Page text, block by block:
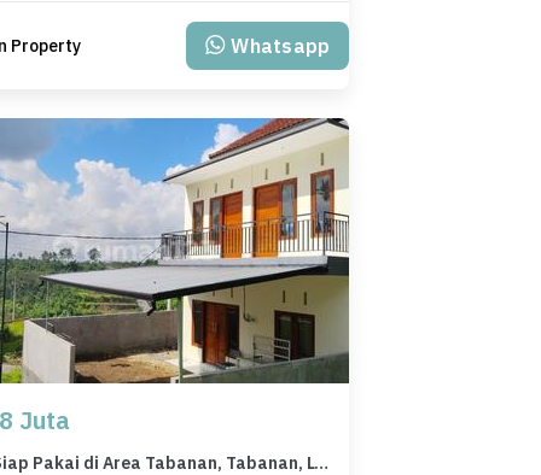
Property Whatsapp
Juta
Rumah Siap Pakai di Area Tabanan, Tabanan, LT 84m²